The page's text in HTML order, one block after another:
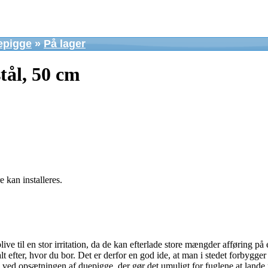
» På lager
50 cm
kan installeres.
til en stor irritation, da de kan efterlade store mængder afføring
hvor du bor. Det er derfor en god ide, at man i stedet
opsætningen af duepigge, der gør det umuligt for fuglene at